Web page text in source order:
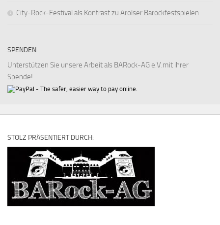
City-Rock-Festival als Kontrast zu Arolser Barockfestspielen
SPENDEN
Unterstützen Sie unsere Arbeit als BARock-AG e.V.mit ihrer
Spende!
STOLZ PRÄSENTIERT DURCH: